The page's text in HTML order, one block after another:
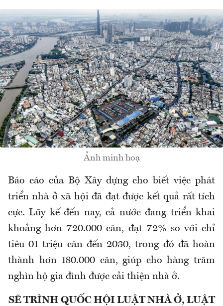
Ảnh minh hoạ
Báo cáo của Bộ Xây dựng cho biết việc phát
triển nhà ở xã hội đã đạt được kết quả rất tích
cực. Lũy kế đến nay, cả nước đang triển khai
khoảng hơn 720.000 căn, đạt 72% so với chỉ
tiêu 01 triệu căn đến 2030, trong đó đã hoàn
thành hơn 180.000 căn, giúp cho hàng trăm
nghìn hộ gia đình được cải thiện nhà ở.
SẼ TRÌNH QUỐC HỘI LUẬT NHÀ Ở, LUẬT